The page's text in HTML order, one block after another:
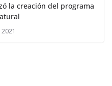
la creación del programa